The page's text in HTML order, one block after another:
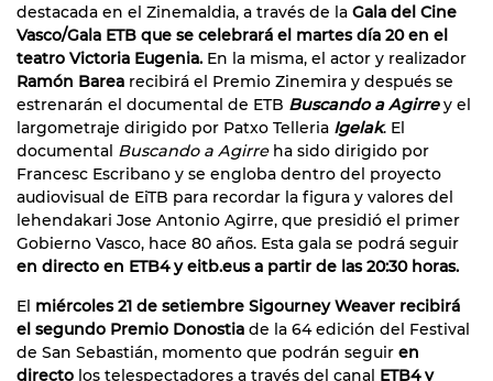
destacada en el Zinemaldia, a través de la Gala del Cine
Vasco/Gala ETB que se celebrará el martes día 20 en el
teatro Victoria Eugenia. En la misma, el actor y realizador
Ramón Barea recibirá el Premio Zinemira y después se
estrenarán el documental de ETB Buscando a Agirre y el
largometraje dirigido por Patxo Telleria Igelak. El
documental Buscando a Agirreha sido dirigido por
Francesc Escribano y se engloba dentro del proyecto
audiovisual de EiTB para recordar la figura y valores del
lehendakari Jose Antonio Agirre, que presidió el primer
Gobierno Vasco, hace 80 años. Esta gala se podrá seguir
en directo en ETB4 y eitb.eus a partir de las 20:30 horas.
El miércoles 21 de setiembre Sigourney Weaver recibirá
el segundo Premio Donostia de la 64 edición del Festival
de San Sebastián, momento que podrán seguir en
directo los telespectadores a través del canal ETB4 y